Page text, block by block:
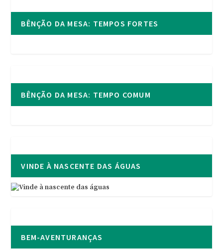
BÊNÇÃO DA MESA: TEMPOS FORTES
BÊNÇÃO DA MESA: TEMPO COMUM
VINDE À NASCENTE DAS ÁGUAS
BEM-AVENTURANÇAS